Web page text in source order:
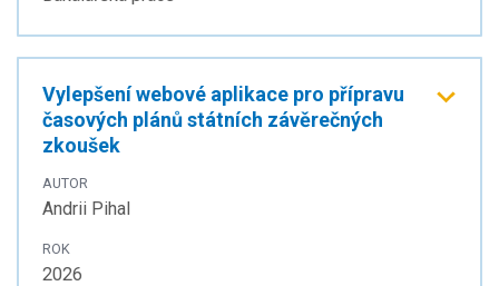
Vylepšení webové aplikace pro přípravu
časových plánů státních závěrečných
zkoušek
AUTOR
Andrii Pihal
ROK
2026